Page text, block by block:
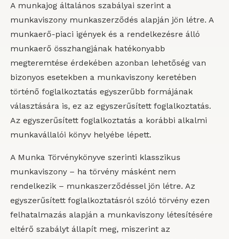
A munkajog általános szabályai szerint a
munkaviszony munkaszerződés alapján jön létre. A
munkaerő-piaci igények és a rendelkezésre álló
munkaerő összhangjának hatékonyabb
megteremtése érdekében azonban lehetőség van
bizonyos esetekben a munkaviszony keretében
történő foglalkoztatás egyszerűbb formájának
választására is, ez az egyszerűsített foglalkoztatás.
Az egyszerűsített foglalkoztatás a korábbi alkalmi
munkavállalói könyv helyébe lépett.
A Munka Törvénykönyve szerinti klasszikus
munkaviszony – ha törvény másként nem
rendelkezik – munkaszerződéssel jön létre. Az
egyszerűsített foglalkoztatásról szóló törvény ezen
felhatalmazás alapján a munkaviszony létesítésére
eltérő szabályt állapít meg, miszerint az